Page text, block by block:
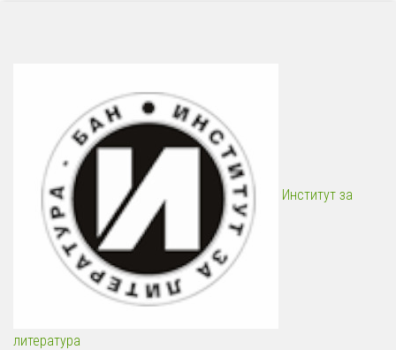
Институт за
литература